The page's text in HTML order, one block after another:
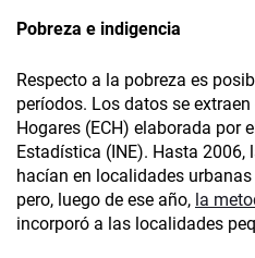
Pobreza e indigencia
Respecto a la pobreza es
períodos. Los datos se
Hogares (ECH) elaborada por
Estadística (INE). Hasta 2006,
hacían en localidades
pero, luego de ese año, la
incorporó a las localidades